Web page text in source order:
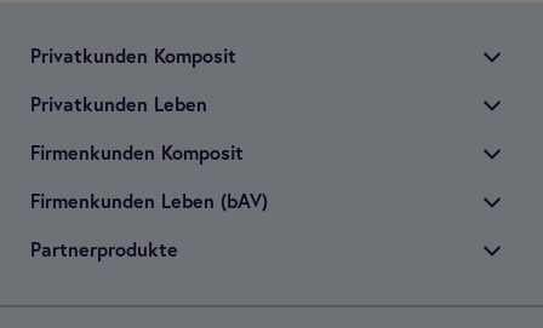
Pri­vat­kun­den Kom­po­sit
Pri­vat­kun­den Leben
Fir­men­kun­den Kom­po­sit
Fir­men­kun­den Leben (bAV)
Part­ner­pro­dukte